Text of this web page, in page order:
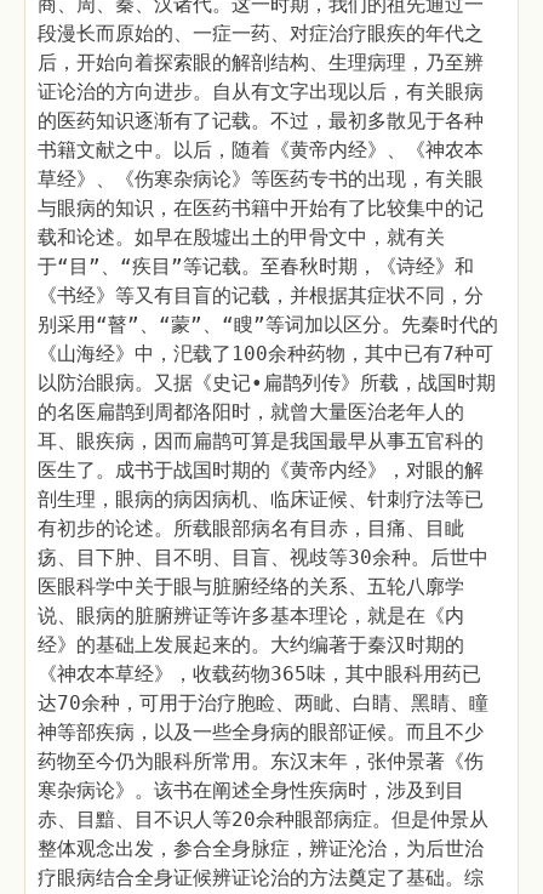
段漫长而原始的、一症一药、对症治疗眼疾的年代之
后，开始向着探索眼的解剖结构、生理病理，乃至辨
证论治的方向进步。自从有文字出现以后，有关眼病
的医药知识逐渐有了记载。不过，最初多散见于各种
书籍文献之中。以后，随着《黄帝内经》、《神农本
草经》、《伤寒杂病论》等医药专书的出现，有关眼
与眼病的知识，在医药书籍中开始有了比较集中的记
载和论述。如早在殷墟出土的甲骨文中，就有关
于“目”、“疾目”等记载。至春秋时期，《诗经》和
《书经》等又有目盲的记载，并根据其症状不同，分
别采用“瞽”、“蒙”、“瞍”等词加以区分。先秦时代的
《山海经》中，汜载了100余种药物，其中已有7种可
以防治眼病。又据《史记•扁鹊列传》所载，战国时期
的名医扁鹊到周都洛阳时，就曾大量医治老年人的
耳、眼疾病，因而扁鹊可算是我国最早从事五官科的
医生了。成书于战国时期的《黄帝内经》，对眼的解
剖生理，眼病的病因病机、临床证候、针刺疗法等已
有初步的论述。所载眼部病名有目赤，目痛、目眦
疡、目下肿、目不明、目盲、视歧等30余种。后世中
医眼科学中关于眼与脏腑经络的关系、五轮八廓学
说、眼病的脏腑辨证等许多基本理论，就是在《内
经》的基础上发展起来的。大约编著于秦汉时期的
《神农本草经》，收载药物365味，其中眼科用药已
达70余种，可用于治疗胞睑、两眦、白睛、黑睛、瞳
神等部疾病，以及一些全身病的眼部证候。而且不少
药物至今仍为眼科所常用。东汉末年，张仲景著《伤
寒杂病论》。该书在阐述全身性疾病时，涉及到目
赤、目黯、目不识人等20佘种眼部病症。但是仲景从
整体观念出发，参合全身脉症，辨证沦治，为后世治
疗眼病结合全身证候辨证论治的方法奠定了基础。综